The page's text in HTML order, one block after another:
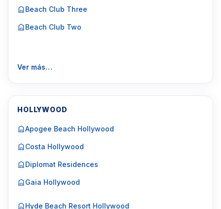
Beach Club Three
Beach Club Two
Ver más…
HOLLYWOOD
Apogee Beach Hollywood
Costa Hollywood
Diplomat Residences
Gaia Hollywood
Hyde Beach Resort Hollywood